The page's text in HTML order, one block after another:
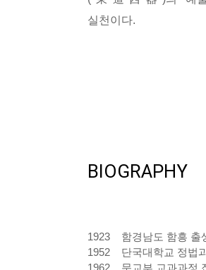
실천이다.
BIOGRAPHY
1923 함경남도 함흥 출
1952 단국대학교 정법
1962 문교부 교과과정